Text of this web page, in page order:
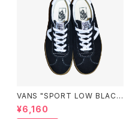
VANS "SPORT LOW BLAC
K"
¥6,160